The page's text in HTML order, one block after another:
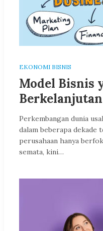
EKONOMI BISNIS
Model Bisnis
Perkembangan dunia
dalam beberapa dekade
perusahaan hanya
semata, kini…